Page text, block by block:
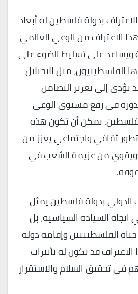
بدولة فلسطين له أبعاد
الاعتراف من الوعي العالمي
ويساعد على تسليط الضوء على
الفلسطينيون، مثل الاحتلال
يؤدي إلى تعزيز التضامن
في رفع مستوى الوعي
فلسطين. يمكن أن تكون هذه
ثقافي واجتماعي يعزز من
ويقوي من عزيمة الشعب في
الدولي بدولة فلسطين يمثل
السيادة السياسية، بل
الفلسطينيين وإقامة دولة
قد يكون له تأثيرات
في تحقيق السلام والاستقرار